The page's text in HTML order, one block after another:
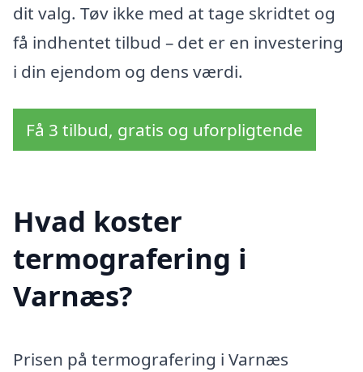
dit valg. Tøv ikke med at tage skridtet og
få indhentet tilbud – det er en investering
i din ejendom og dens værdi.
Få 3 tilbud, gratis og uforpligtende
Hvad koster
termografering i
Varnæs?
Prisen på termografering i Varnæs